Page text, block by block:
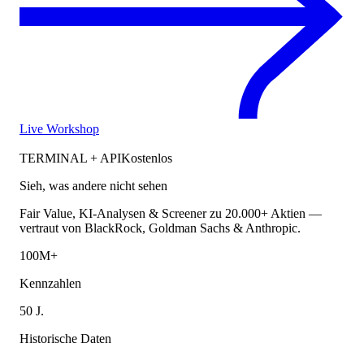
Live Workshop
TERMINAL + APIKostenlos
Sieh, was andere nicht sehen
Fair Value, KI-Analysen & Screener zu 20.000+ Aktien —
vertraut von BlackRock, Goldman Sachs & Anthropic.
100M+
Kennzahlen
50 J.
Historische Daten